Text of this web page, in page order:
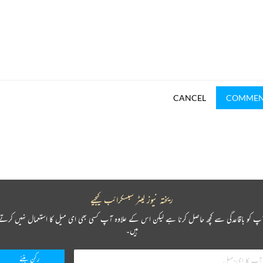
CANCEL
ریختہ نیوز لیٹر سبسکرائب کیجیے
کو باقاعدگی سے کچھ حاصل کرنا ہے لیکن اس کے علاوہ آپ کسی بھی ای میل کا استعمال نہیں
ہیں۔